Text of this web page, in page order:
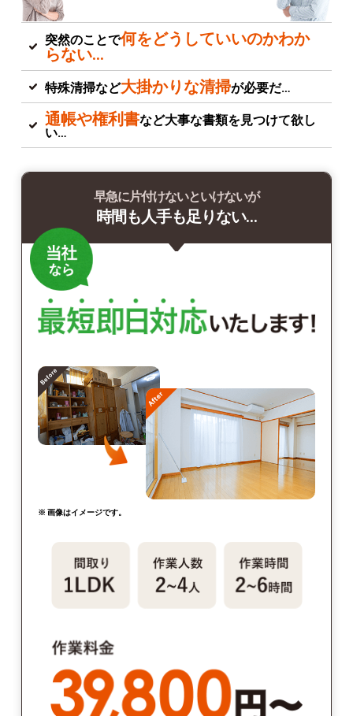
突然のことで何をどうしていいのかわか
らない…
特殊清掃など大掛かりな清掃が必要だ…
通帳や権利書など大事な書類を見つけて欲し
い…
早急に片付けないといけないが
時間も人手も足りない…
※ 画像はイメージです。